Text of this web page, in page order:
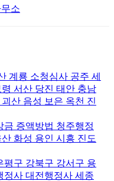
계룡 소청심사 공주 세
서산 당진 태안 충남
산 음성 보은 옥천 진
증액방법 청주행정
화성 용인 시흥 진도
구 강북구 강서구 용
정사 대전행정사 세종